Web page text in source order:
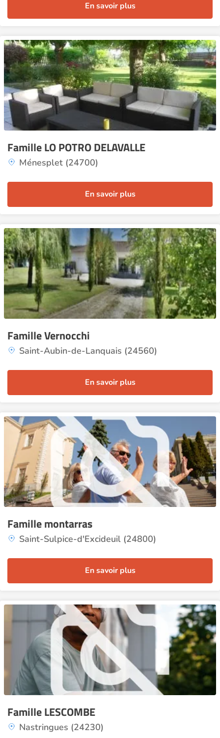
En savoir plus
Famille LO POTRO DELAVALLE
Ménesplet (24700)
En savoir plus
Famille Vernocchi
Saint-Aubin-de-Lanquais (24560)
En savoir plus
Famille montarras
Saint-Sulpice-d'Excideuil (24800)
En savoir plus
Famille LESCOMBE
Nastringues (24230)